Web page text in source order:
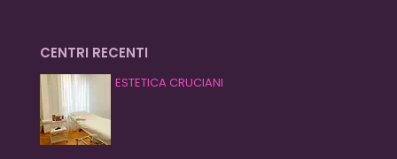
CENTRI RECENTI
ESTETICA CRUCIANI